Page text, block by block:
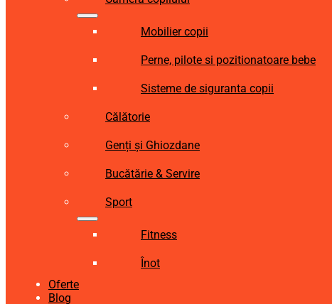
Mobilier copii
Perne, pilote si pozitionatoare bebe
Sisteme de siguranta copii
Călătorie
Genți și Ghiozdane
Bucătărie & Servire
Sport
Fitness
Înot
Oferte
Blog